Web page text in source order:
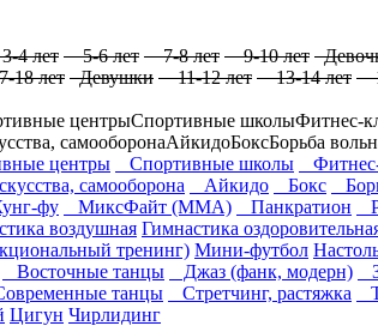
лет 5-6 лет 7-8 лет 9-10 лет
лет Девушки 11-12 лет 13-14 лет
центрыСпортивные школыФитнес-
самооборонаАйкидоБоксБорьба
центры Спортивные школы
самооборона Айкидо Бокс
фу МиксФайт (ММА) Панкратион
воздушная Гимнастика
тренинг) Мини-футбол
Восточные танцы Джаз (фанк, модерн)
танцы Стретчинг, растяжка
Цигун Чирлидинг